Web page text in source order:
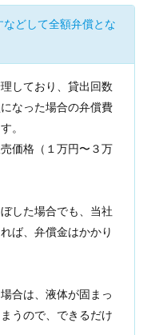
どして全額弁償とな
しており、貸出回数
なった場合の弁償費
。
価格（１万円〜３万
した場合でも、当社
ば、弁償金はかかり
合は、液体が固まっ
うので、できるだけ